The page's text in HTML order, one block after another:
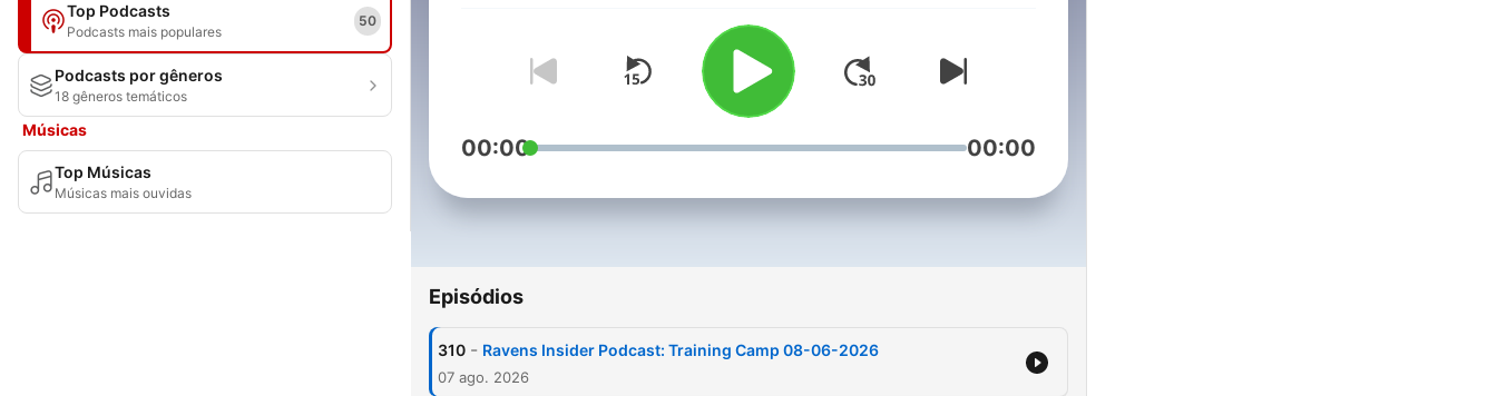
Top Podcasts
Podcasts mais populares
50
Podcasts por gêneros
18 gêneros temáticos
Músicas
Top Músicas
Músicas mais ouvidas
00:00 00:00
Episódios
310 - Ravens Insider Podcast: Training Camp 08-06-2026
07 ago. 2026